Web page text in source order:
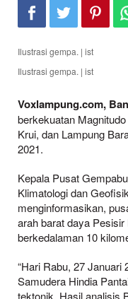
Ilustrasi gempa. | ist
Ilustrasi gempa. | ist
Voxlampung.com,
berkekuatan
Krui, dan Lampung
2021.
Kepala Pusat
Klimatologi dan
menginformasikan,
arah barat daya
berkedalaman 10
“Hari Rabu, 27 Januari
Samudera Hindia
tektonik. Hasil analisis